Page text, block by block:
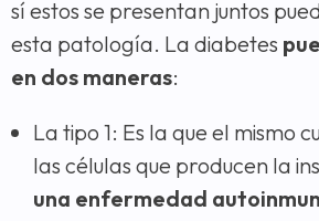
sí estos se presentan juntos
esta patología. La diabetes
en dos maneras:
La tipo 1: Es la que el mismo
las células que producen la
una enfermedad